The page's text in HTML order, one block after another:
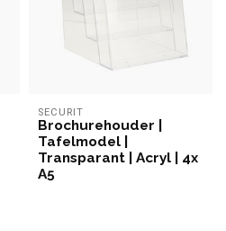
SECURIT
Brochurehouder |
Tafelmodel |
Transparant | Acryl | 4x
A5